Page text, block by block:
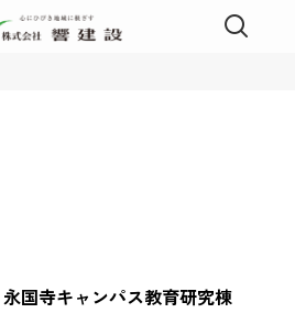
永国寺キャンパス教育研究棟